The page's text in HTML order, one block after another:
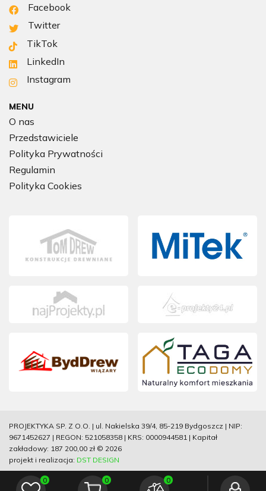
0 0 0
Facebook
Twitter
TikTok
LinkedIn
Instagram
MENU
O nas
Przedstawiciele
Polityka Prywatności
Regulamin
Polityka Cookies
PROJEKTYKA SP. Z O.O. | ul. Nakielska 39/4, 85-219 Bydgoszcz | NIP:
9671452627 | REGON: 521058358 | KRS: 0000944581 | Kapitał
zakładowy: 187 200,00 zł © 2026
projekt i realizacja: DST DESIGN